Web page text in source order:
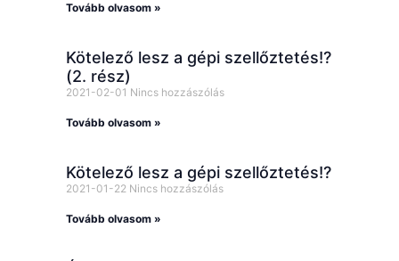
Tovább olvasom »
Kötelező lesz a gépi szellőztetés!?
(2. rész)
2021-02-01 Nincs hozzászólás
Tovább olvasom »
Kötelező lesz a gépi szellőztetés!?
2021-01-22 Nincs hozzászólás
Tovább olvasom »